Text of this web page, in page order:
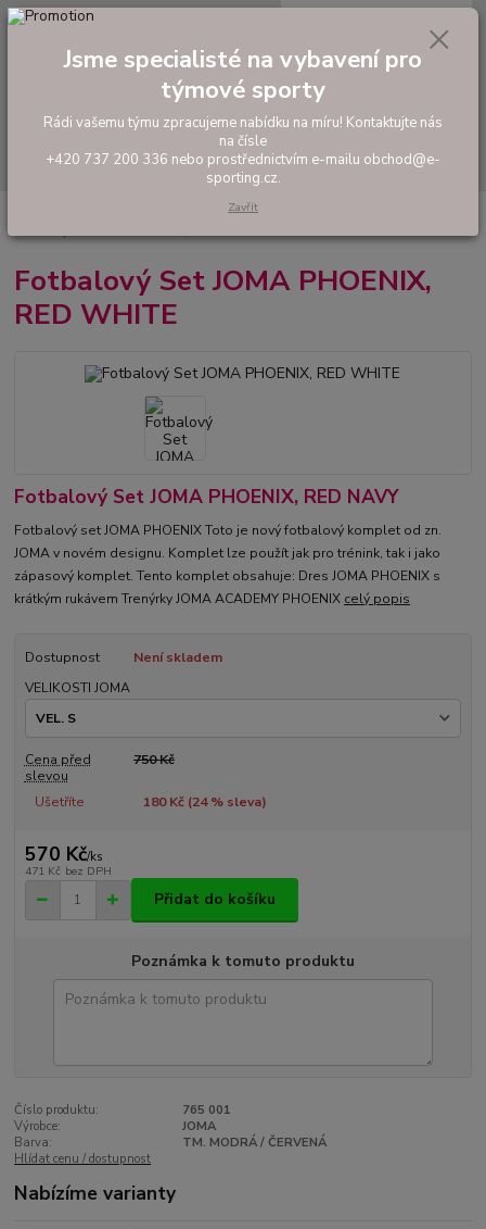
Hledat
tel: +420 737 200 336
0,00 Kč
Tréninkové oblečení
Fotbalový Set JOMA PHOENIX, RED WHITE
Fotbalový Set JOMA PHOENIX,
RED WHITE
Fotbalový Set JOMA PHOENIX, RED NAVY
Fotbalový set JOMA PHOENIX Toto je nový fotbalový komplet od zn.
JOMA v novém designu. Komplet lze použít jak pro trénink, tak i jako
zápasový komplet. Tento komplet obsahuje: Dres JOMA PHOENIX s
krátkým rukávem Trenýrky JOMA ACADEMY PHOENIX celý popis
Dostupnost
Není skladem
VELIKOSTI JOMA
Cena před
slevou
750 Kč
Ušetříte 180 Kč (24% sleva)
570 Kč/ks
471 Kč bez DPH
Přidat do košíku
Poznámka k tomuto produktu
Číslo produktu:
765 001
Výrobce:
JOMA
Barva:
TM. MODRÁ / ČERVENÁ
Hlídat cenu / dostupnost
Nabízíme varianty
Jsme specialisté na vybavení pro
týmové sporty
Rádi vašemu týmu zpracujeme nabídku na míru! Kontaktujte nás
na čísle
+420 737 200 336 nebo prostřednictvím e-mailu obchod@e-
sporting.cz.
Zavřít